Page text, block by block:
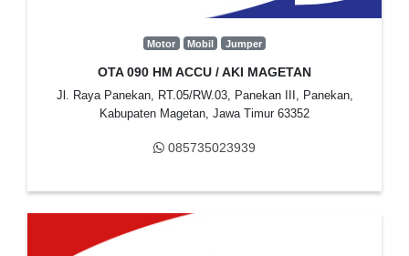
Motor Mobil Jumper
OTA 090 HM ACCU / AKI MAGETAN
Jl. Raya Panekan, RT.05/RW.03, Panekan III, Panekan,
Kabupaten Magetan, Jawa Timur 63352
085735023939